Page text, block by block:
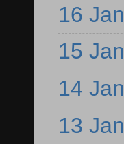
16 Jan
15 Jan
14 Jan
13 Jan